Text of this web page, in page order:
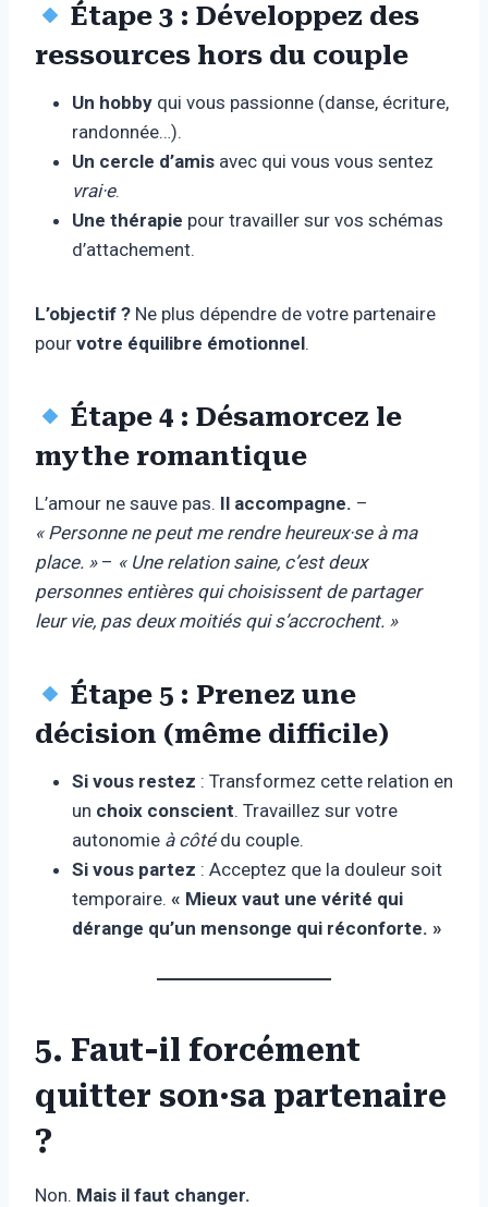
Étape 3 : Développez des
ressources hors du couple
Un hobby qui vous passionne (danse, écriture,
randonnée…).
Un cercle d’amis avec qui vous vous sentez
vrai·e.
Une thérapie pour travailler sur vos schémas
d’attachement.
L’objectif ? Ne plus dépendre de votre partenaire
pour votre équilibre émotionnel.
Étape 4 : Désamorcez le
mythe romantique
L’amour ne sauve pas. Il accompagne. –
« Personne ne peut me rendre heureux·se à ma
place. »– « Une relation saine, c’est deux
personnes entières qui choisissent de partager
leur vie, pas deux moitiés qui s’accrochent. »
Étape 5 : Prenez une
décision (même difficile)
Si vous restez : Transformez cette relation en
un choix conscient. Travaillez sur votre
autonomie à côtédu couple.
Si vous partez : Acceptez que la douleur soit
temporaire. « Mieux vaut une vérité qui
dérange qu’un mensonge qui réconforte. »
5. Faut-il forcément
quitter son·sa partenaire
?
Non. Mais il faut changer.